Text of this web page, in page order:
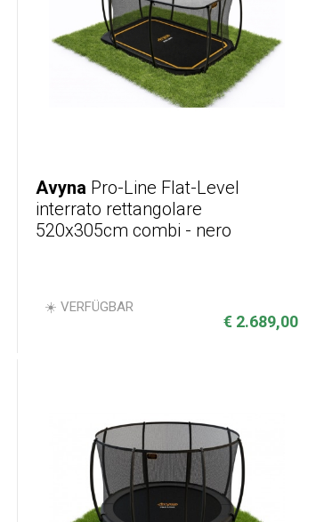
Avyna Pro-Line Flat-Level
interrato rettangolare
520x305cm combi - nero
€ 2.689,00
☀️ VERFÜGBAR